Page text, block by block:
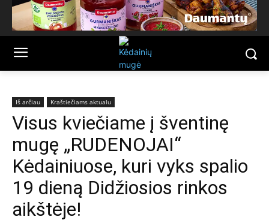
Iš arčiau Kraštiečiams aktualu
Visus kviečiame į šventinę
mugę „RUDENOJAI“
Kėdainiuose, kuri vyks spalio
19 dieną Didžiosios rinkos
aikštėje!